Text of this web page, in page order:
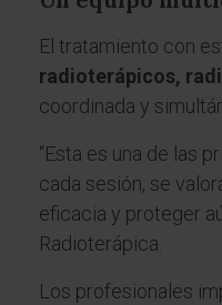
El tratamiento con
radioterápicos,
coordinada y
“Esta es una de las
cada sesión, se
eficacia y proteger
Radioterápica.
Los profesionales